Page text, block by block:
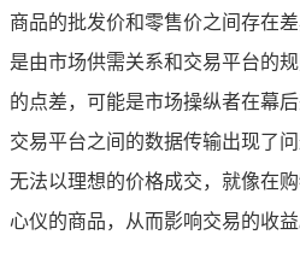
商品的批发价和零售价之间存在
是由市场供需关系和交易平台的
的点差，可能是市场操纵者在幕
交易平台之间的数据传输出现了
无法以理想的价格成交，就像在
心仪的商品，从而影响交易的收益